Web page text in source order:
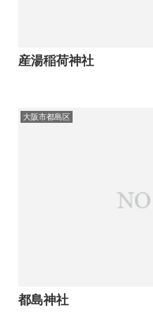
産湯稲荷神社
大阪市都島区
都島神社